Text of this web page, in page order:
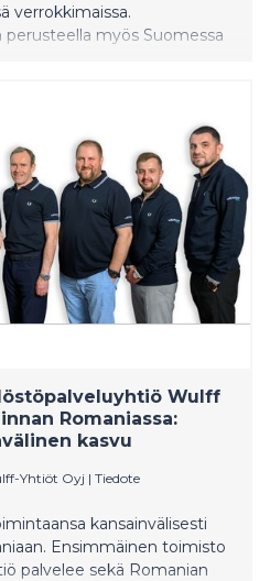
verrokkimaissa.
perusteella myös Suomessa
Wulff
Romaniassa:
kasvu
Yhtiöt Oyj | Tiedote
kansainvälisesti
Ensimmäinen toimisto
palvelee sekä Romanian